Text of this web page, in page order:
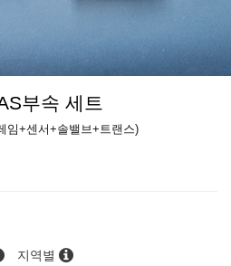
부속 세트
임+센서+솔밸브+트랜스)
지역별